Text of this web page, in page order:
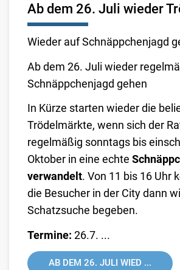
Ab dem 26. Juli wieder
Wieder auf Schnäppchenjagd
Ab dem 26. Juli wieder
Schnäppchenjagd gehen
In Kürze starten wieder die
Trödelmärkte, wenn sich der
regelmäßig sonntags bis
Oktober in eine echte
verwandelt. Von 11 bis 16 Uhr
die Besucher in der City dann
Schatzsuche begeben.
Termine: 26.7. ...
AB DEM 26. JULI WIED ...